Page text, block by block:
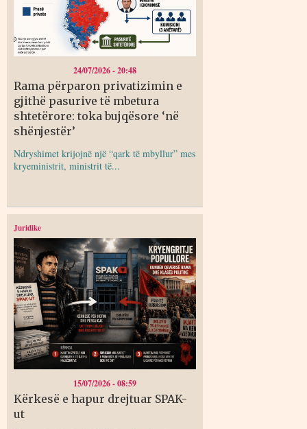
24/07/2026 - 20:48
Rama përparon privatizimin e
gjithë pasurive të mbetura
shtetërore: toka bujqësore ‘në
shënjestër’
Ndryshimet krijojnë një “qark të mbyllur” mes
kryeministrit, ministrit të...
Juridike
15/07/2026 - 08:59
Kërkesë e hapur drejtuar SPAK-
ut